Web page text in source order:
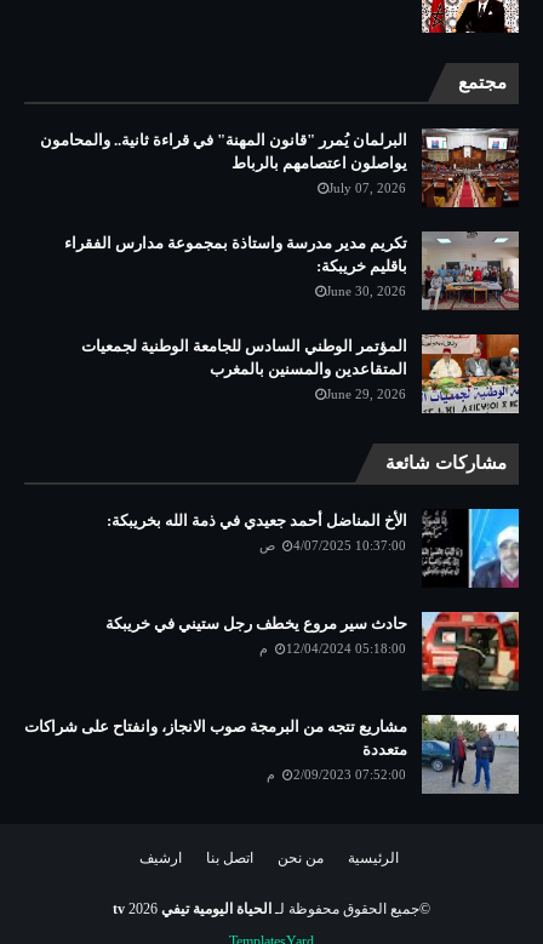
مجتمع
البرلمان يُمرر "قانون المهنة" في قراءة ثانية.. والمحامون
يواصلون اعتصامهم بالرباط
July 07, 2026
تكريم مدير مدرسة واستاذة بمجموعة مدارس الفقراء
باقليم خريبكة:
June 30, 2026
المؤتمر الوطني السادس للجامعة الوطنية لجمعيات
المتقاعدين والمسنين بالمغرب
June 29, 2026
مشاركات شائعة
الأخ المناضل أحمد جعيدي في ذمة الله بخريبكة:
4/07/2025 10:37:00 ص
حادث سير مروع يخطف رجل ستيني في خريبكة
12/04/2024 05:18:00 م
مشاريع تتجه من البرمجة صوب الانجاز، وانفتاح على شراكات
متعددة
2/09/2023 07:52:00 م
الرئيسية من نحن اتصل بنا ارشيف
©جميع الحقوق محفوظة لـ الحياة اليومية تيفي tv 2026